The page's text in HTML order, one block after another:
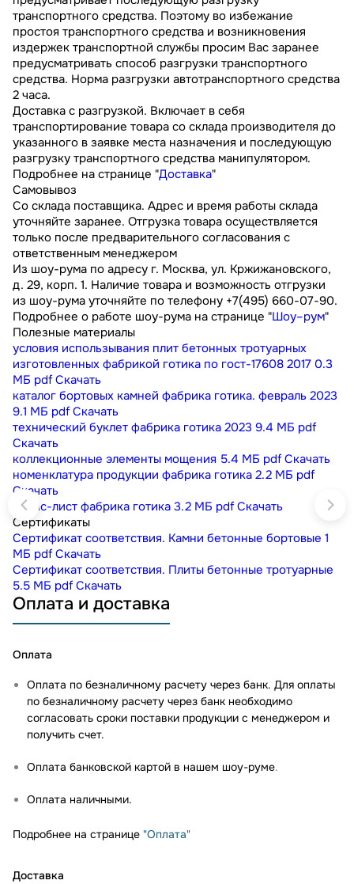
транспортного средства. Поэтому во избежание
простоя транспортного средства и возникновения
издержек транспортной службы просим Вас заранее
предусматривать способ разгрузки транспортного
средства. Норма разгрузки автотранспортного средства
2 часа.
Доставка с разгрузкой. Включает в себя
транспортирование товара со склада производителя до
указанного в заявке места назначения и последующую
разгрузку транспортного средства манипулятором.
Подробнее на странице "Доставка"
Самовывоз
Со склада поставщика. Адрес и время работы склада
уточняйте заранее. Отгрузка товара осуществляется
только после предварительного согласования с
ответственным менеджером
Из шоу-рума по адресу г. Москва, ул. Кржижановского,
д. 29, корп. 1. Наличие товара и возможность отгрузки
из шоу-рума уточняйте по телефону +7(495) 660-07-90.
Подробнее о работе шоу-рума на странице "Шоу–рум"
Полезные материалы
условия использывания плит бетонных тротуарных
изготовленных фабрикой готика по гост-17608 2017 0.3
МБ pdf Скачать
каталог бортовых камней фабрика готика. февраль 2023
9.1 МБ pdf Скачать
технический буклет фабрика готика 2023 9.4 МБ pdf
Скачать
коллекционные элементы мощения 5.4 МБ pdf Скачать
номенклатура продукции фабрика готика 2.2 МБ pdf
Скачать
прайс-лист фабрика готика 3.2 МБ pdf Скачать
Сертификаты
Сертификат соответствия. Камни бетонные бортовые 1
МБ pdf Скачать
Сертификат соответствия. Плиты бетонные тротуарные
5.5 МБ pdf Скачать
Оплата и доставка
Оплата
Оплата по безналичному расчету через банк. Для оплаты
по безналичному расчету через банк необходимо
согласовать сроки поставки продукции с менеджером и
получить счет.
Оплата банковской картой в нашем шоу-руме.
Оплата наличными.
Подробнее на странице "Оплата"
Доставка